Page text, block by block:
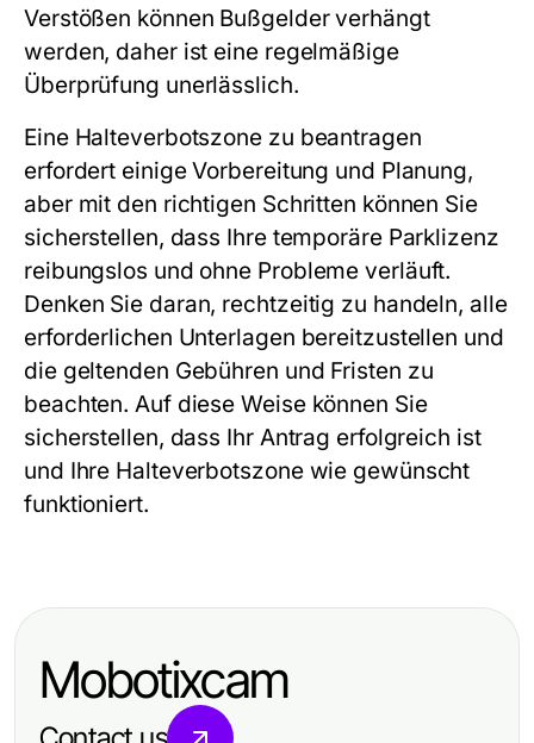
Verstößen können Bußgelder verhängt
werden, daher ist eine regelmäßige
Überprüfung unerlässlich.
Eine Halteverbotszone zu beantragen
erfordert einige Vorbereitung und Planung,
aber mit den richtigen Schritten können Sie
sicherstellen, dass Ihre temporäre Parklizenz
reibungslos und ohne Probleme verläuft.
Denken Sie daran, rechtzeitig zu handeln, alle
erforderlichen Unterlagen bereitzustellen und
die geltenden Gebühren und Fristen zu
beachten. Auf diese Weise können Sie
sicherstellen, dass Ihr Antrag erfolgreich ist
und Ihre Halteverbotszone wie gewünscht
funktioniert.
Mobotixcam